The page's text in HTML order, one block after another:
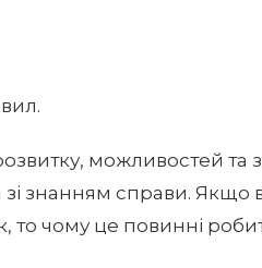
можливостей та
зі знанням справи. Якщо
чому це повинні